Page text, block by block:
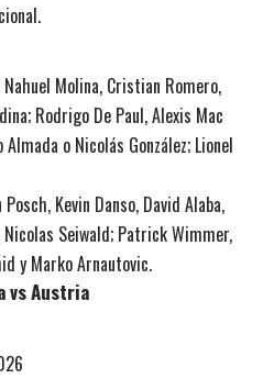
Molina, Cristian Romero,
Rodrigo De Paul, Alexis Mac
o Nicolás González; Lionel
Kevin Danso, David Alaba,
Seiwald; Patrick Wimmer,
y Marko Arnautovic.
vs Austria